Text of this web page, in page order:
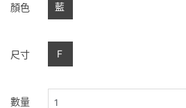
顏色 藍
尺寸 F
數量